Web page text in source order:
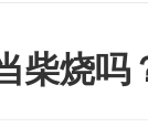
柴烧吗